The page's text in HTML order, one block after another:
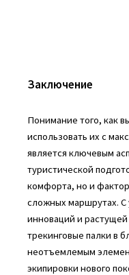
Заключение
Понимание того, как
использовать их с
является ключевым
туристической
комфорта, но и
сложных маршрутах. С
инноваций и
трекинговые палки в
неотъемлемым
экипировки нового